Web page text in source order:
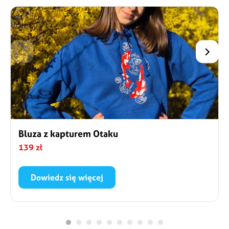
Bluza z kapturem Otaku
139 zł
Dowiedz się więcej
nadrukiem. Nadruk przedstawia karpie koi – słynny